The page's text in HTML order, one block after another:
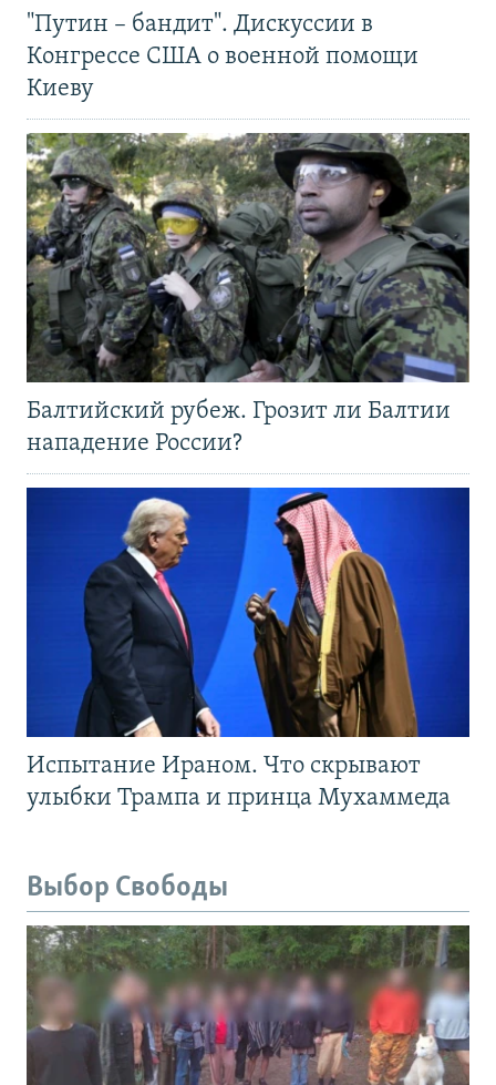
"Путин – бандит". Дискуссии в
Конгрессе США о военной помощи
Киеву
Балтийский рубеж. Грозит ли Балтии
нападение России?
Испытание Ираном. Что скрывают
улыбки Трампа и принца Мухаммеда
Выбор Свободы